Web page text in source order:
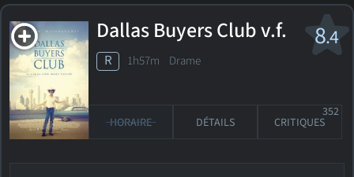
8.4
Dallas Buyers Clubv.f.
R 1h57m Drame
HORAIRE DÉTAILS CRITIQUES
352